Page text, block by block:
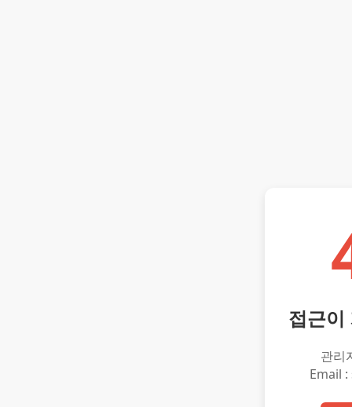
접근이
관리
Email